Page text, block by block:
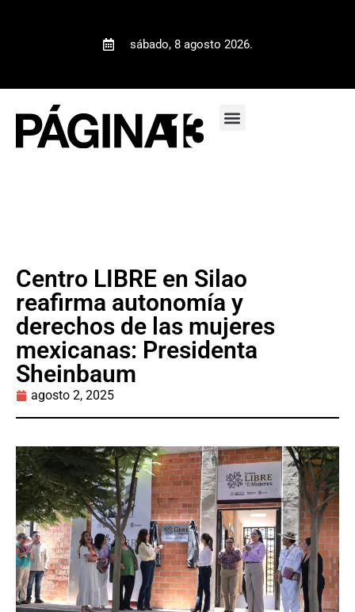
sábado, 8 agosto 2026.
Centro LIBRE en Silao
reafirma autonomía y
derechos de las mujeres
mexicanas: Presidenta
Sheinbaum
agosto 2, 2025